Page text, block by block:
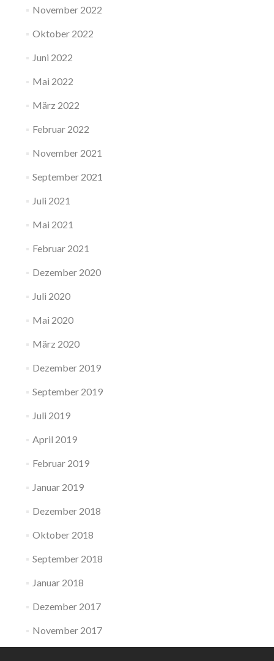
November 2022
Oktober 2022
Juni 2022
Mai 2022
März 2022
Februar 2022
November 2021
September 2021
Juli 2021
Mai 2021
Februar 2021
Dezember 2020
Juli 2020
Mai 2020
März 2020
Dezember 2019
September 2019
Juli 2019
April 2019
Februar 2019
Januar 2019
Dezember 2018
Oktober 2018
September 2018
Januar 2018
Dezember 2017
November 2017